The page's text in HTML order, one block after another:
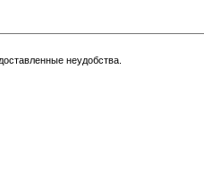
неудобства.